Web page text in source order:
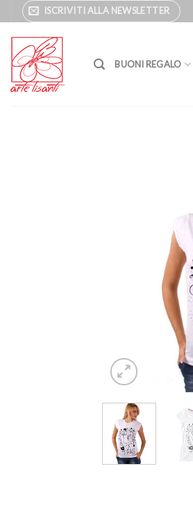
Salta
ai
contenuti
ISCRIVITI ALLA NEWSLETTER
BUONI REGALO